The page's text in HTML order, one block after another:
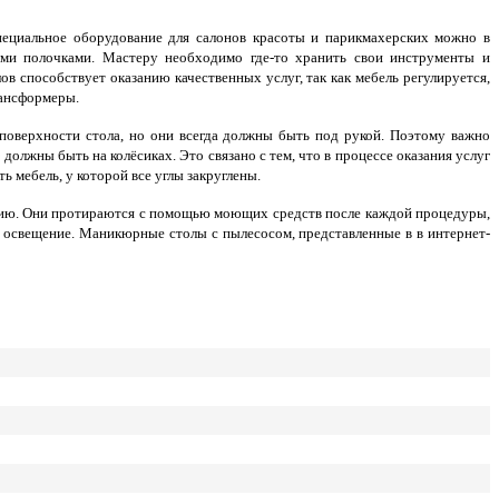
оборудование для салонов красоты и парикмахерских можно в
полочками. Мастеру необходимо где-то хранить свои инструменты и
оказанию качественных услуг, так как мебель регулируется,
стола, но они всегда должны быть под рукой. Поэтому важно
быть на колёсиках. Это связано с тем, что в процессе оказания услуг
у которой все углы закруглены.
Они протираются с помощью моющих средств после каждой процедуры,
Маникюрные столы с пылесосом, представленные в в интернет-